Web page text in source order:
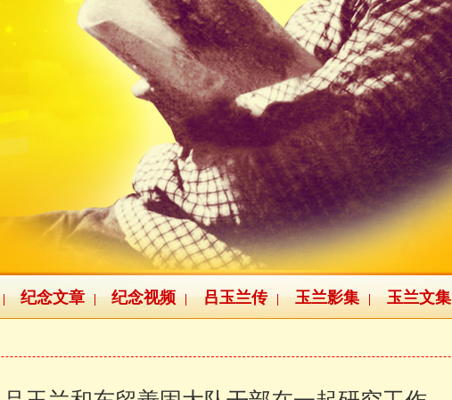
| 纪念文章 | 纪念视频 | 吕玉兰传 | 玉兰影集 | 玉兰文集